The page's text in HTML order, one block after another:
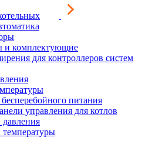
и комплектующие
для контроллеров систем
питания
управления для котлов
давления
температуры